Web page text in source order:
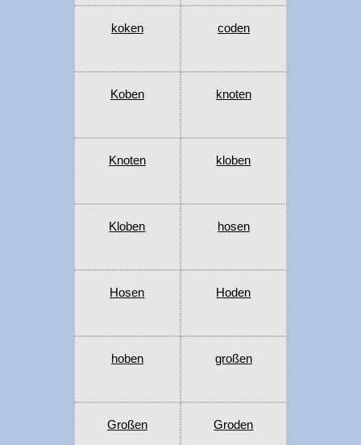
koken coden
Koben knoten
Knoten kloben
Kloben hosen
Hosen Hoden
hoben großen
Großen Groden